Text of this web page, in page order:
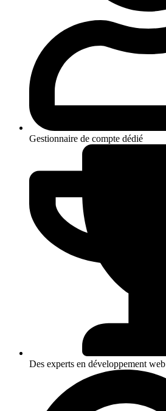
Gestionnaire de compte dédié
Des experts en développement web